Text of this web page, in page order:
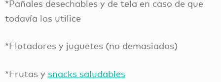
*Pañales desechables y de tela en caso de que
todavía los utilice
*Flotadores y juguetes (no demasiados)
*Frutas y snacks saludables